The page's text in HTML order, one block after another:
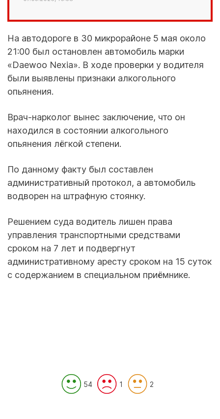
На автодороге в 30 микрорайоне 5 мая около
21:00 был остановлен автомобиль марки
«Daewoo Nexia». В ходе проверки у водителя
были выявлены признаки алкогольного
опьянения.
Врач-нарколог вынес заключение, что он
находился в состоянии алкогольного
опьянения лёгкой степени.
По данному факту был составлен
административный протокол, а автомобиль
водворен на штрафную стоянку.
Решением суда водитель лишен права
управления транспортными средствами
сроком на 7 лет и подвергнут
административному аресту сроком на 15 суток
с содержанием в специальном приёмнике.
54 1 2